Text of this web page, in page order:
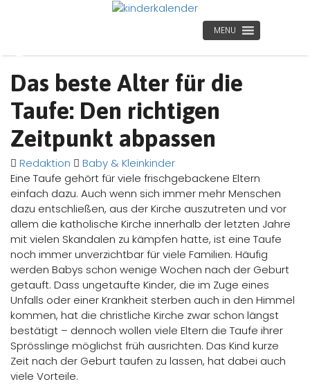
MENU
Das beste Alter für die
Taufe: Den richtigen
Zeitpunkt abpassen
Redaktion
Baby & Kleinkinder
Eine Taufe gehört für viele frischgebackene Eltern
einfach dazu. Auch wenn sich immer mehr Menschen
dazu entschließen, aus der Kirche auszutreten und vor
allem die katholische Kirche innerhalb der letzten Jahre
mit vielen Skandalen zu kämpfen hatte, ist eine Taufe
noch immer unverzichtbar für viele Familien. Häufig
werden Babys schon wenige Wochen nach der Geburt
getauft. Dass ungetaufte Kinder, die im Zuge eines
Unfalls oder einer Krankheit sterben auch in den Himmel
kommen, hat die christliche Kirche zwar schon längst
bestätigt – dennoch wollen viele Eltern die Taufe ihrer
Sprösslinge möglichst früh ausrichten. Das Kind kurze
Zeit nach der Geburt taufen zu lassen, hat dabei auch
viele Vorteile.